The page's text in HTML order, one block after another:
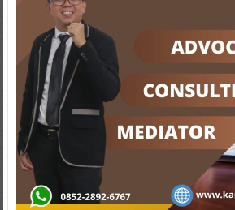
Badung,
Gianyar,
Mataram,
Lombok,
Temanggung,
Sragen,